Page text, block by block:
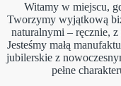
Witamy w miejscu,
Tworzymy wyjątkową
naturalnymi – ręcznie, z
Jesteśmy małą
jubilerskie z
pełne